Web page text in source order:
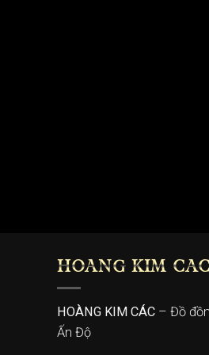
HOÀNG KIM CÁC
HOÀNG KIM CÁC – Đồ
Ấn Độ